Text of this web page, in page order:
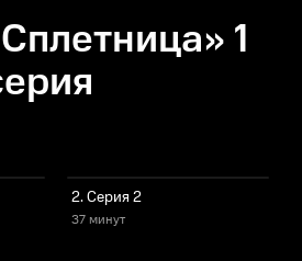
1
2. Серия 2
37 минут